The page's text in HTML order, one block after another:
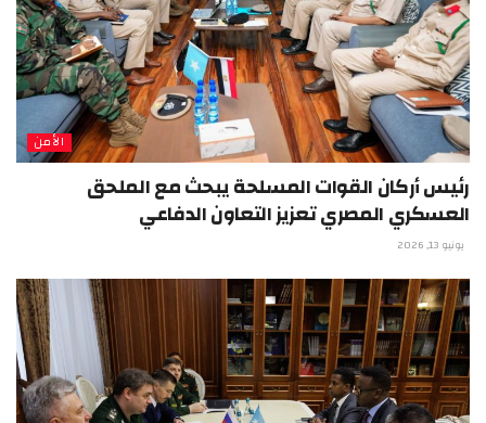
الأمن
رئيس أركان القوات المسلحة يبحث مع الملحق
العسكري المصري تعزيز التعاون الدفاعي
يونيو 13, 2026